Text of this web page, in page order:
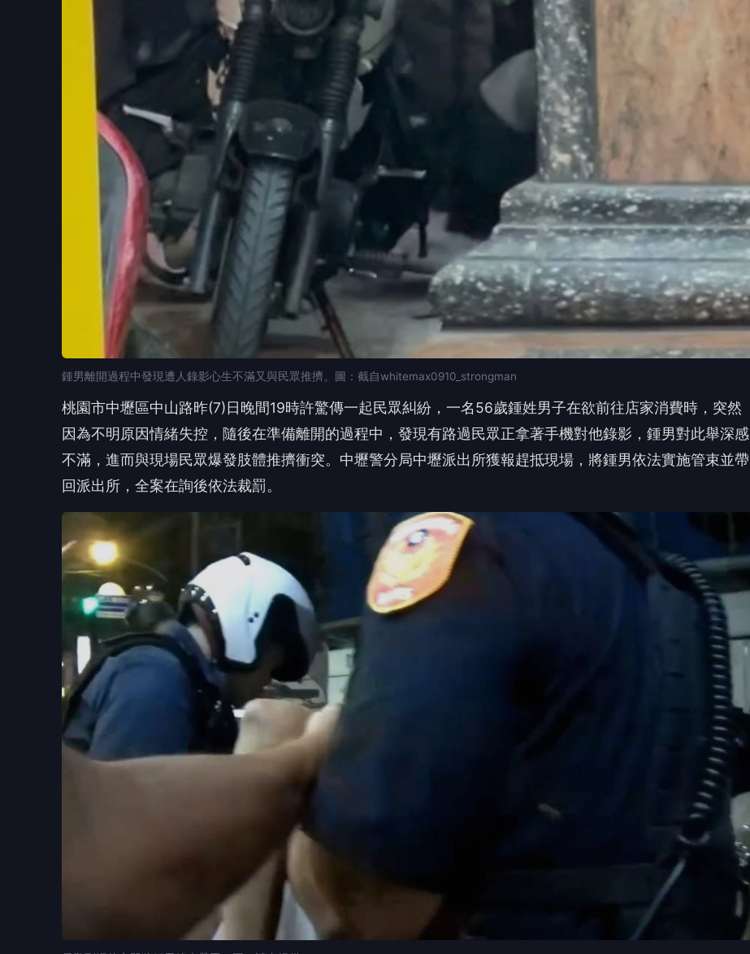
鍾男離開過程中發現遭人錄影心生不滿又與民眾推擠。圖：截自whitemax0910_strongman
桃園市中壢區中山路昨(7)日晚間19時許驚傳一起民眾糾紛，一名56歲鍾姓男子在欲前往店家消費時，突然
因為不明原因情緒失控，隨後在準備離開的過程中，發現有路過民眾正拿著手機對他錄影，鍾男對此舉深感
不滿，進而與現場民眾爆發肢體推擠衝突。中壢警分局中壢派出所獲報趕抵現場，將鍾男依法實施管束並帶
回派出所，全案在詢後依法裁罰。